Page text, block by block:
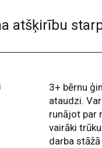
atšķirību
3+ bērnu
ataudzi.
runājot par
vairāki
darba